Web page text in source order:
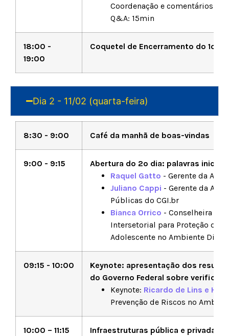
Coordenação e comentários:
Q&A: 15min
18:00 -
19:00
Coquetel de Encerramento do 1o
Dia 2 - 11/02 (quarta-feira)
8:30 - 9:00 Café da manhã de boas-vindas
9:00 - 9:15
Abertura do 2o dia: palavras
Raquel Gatto - Gerente da
Juliano Cappi - Gerente da
Públicas do CGI.br
Bianca Orrico - Conselheira do
Intersetorial para Proteção dos
Adolescente no Ambiente
09:15 - 10:00
Keynote: apresentação dos
do Governo Federal sobre
Keynote: Ricardo de Lins e
Prevenção de Riscos no
10:00 – 11:15
Infraestruturas pública e privada